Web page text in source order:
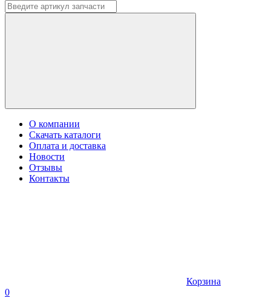
О компании
Скачать каталоги
Оплата и доставка
Новости
Отзывы
Контакты
Корзина
0